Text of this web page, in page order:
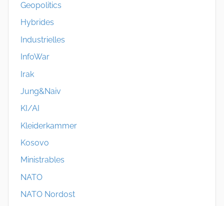
Geopolitics
Hybrides
Industrielles
InfoWar
Irak
Jung&Naiv
KI/AI
Kleiderkammer
Kosovo
Ministrables
NATO
NATO Nordost